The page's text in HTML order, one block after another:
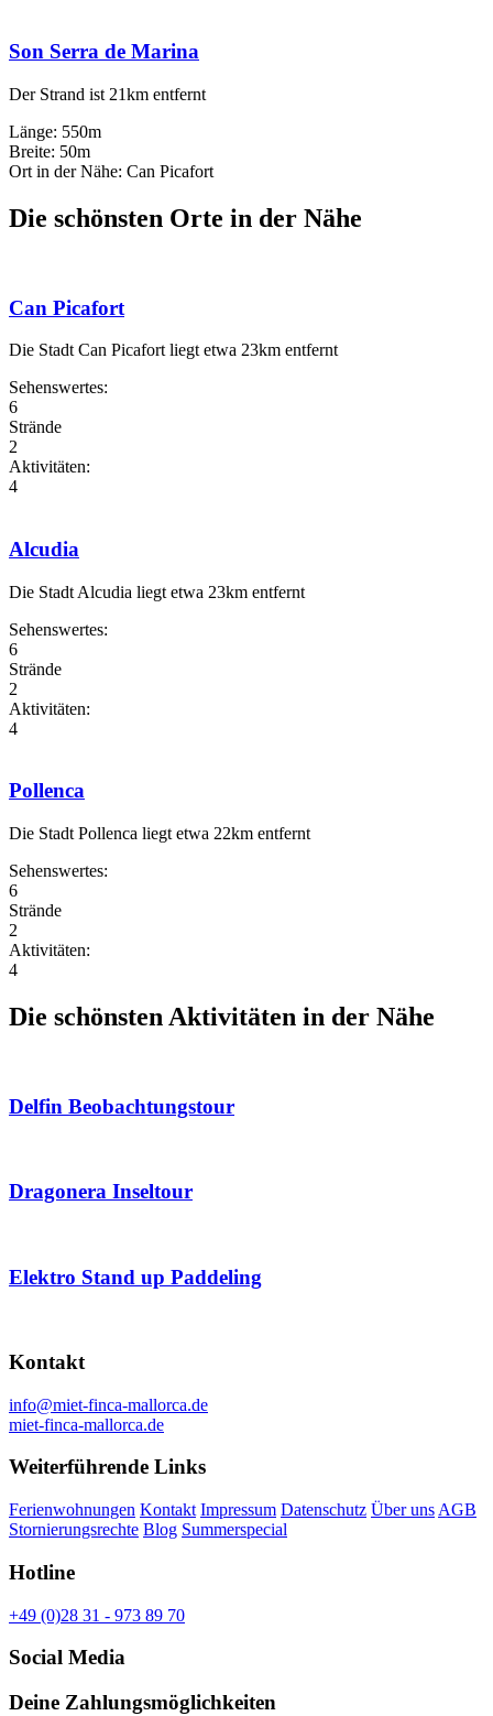
Son Serra de Marina
Der Strand ist 21km entfernt
Länge: 550m
Breite: 50m
Ort in der Nähe: Can Picafort
Die schönsten Orte in der Nähe
Can Picafort
Die Stadt Can Picafort liegt etwa 23km entfernt
Sehenswertes:
6
Strände
2
Aktivitäten:
4
Alcudia
Die Stadt Alcudia liegt etwa 23km entfernt
Sehenswertes:
6
Strände
2
Aktivitäten:
4
Pollenca
Die Stadt Pollenca liegt etwa 22km entfernt
Sehenswertes:
6
Strände
2
Aktivitäten:
4
Die schönsten Aktivitäten in der Nähe
Delfin Beobachtungstour
Dragonera Inseltour
Elektro Stand up Paddeling
Kontakt
info@miet-finca-mallorca.de
miet-finca-mallorca.de
Weiterführende Links
Ferienwohnungen Kontakt Impressum Datenschutz Über uns AGB
Stornierungsrechte Blog Summerspecial
Hotline
+49 (0)28 31 - 973 89 70
Social Media
Deine Zahlungsmöglichkeiten